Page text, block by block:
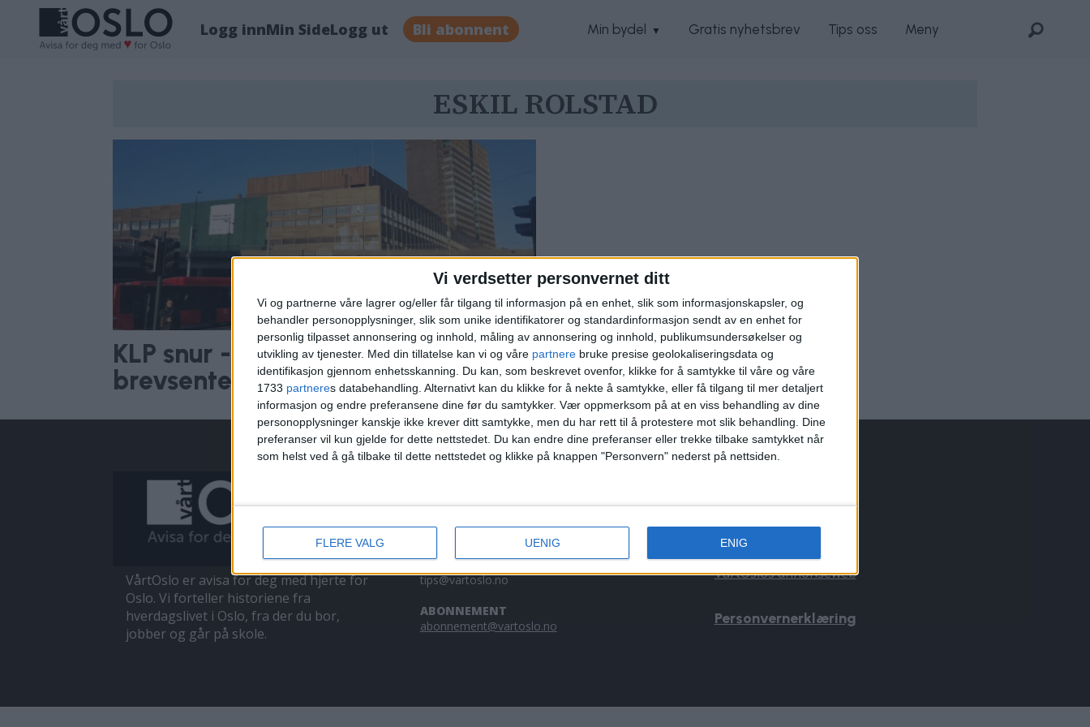
Vi verdsetter personvernet ditt
Vi og partnerne våre lagrer og/eller får tilgang til informasjon på en enhet, slik som informasjonskapsler, og
behandler personopplysninger, slik som unike identifikatorer og standardinformasjon sendt av en enhet for
personlig tilpasset annonsering og innhold, måling av annonsering og innhold, publikumsundersøkelser og
utvikling av tjenester. Med din tillatelse kan vi og våre partnere bruke presise geolokaliseringsdata og
identifikasjon gjennom enhetsskanning. Du kan, som beskrevet ovenfor, klikke for å samtykke til våre og våre
1733 partneres databehandling. Alternativt kan du klikke for å nekte å samtykke, eller få tilgang til mer detaljert
informasjon og endre preferansene dine før du samtykker. Vær oppmerksom på at en viss behandling av dine
personopplysninger kanskje ikke krever ditt samtykke, men du har rett til å protestere mot slik behandling. Dine
preferanser vil kun gjelde for dette nettstedet. Du kan endre dine preferanser eller trekke tilbake samtykket når
som helst ved å gå tilbake til dette nettstedet og klikke på knappen "Personvern" nederst på nettsiden.
FLERE VALG UENIG ENIG
Logg innMin SideLogg ut Bli abonnent Min bydel Gratis nyhetsbrev Tips oss Meny
ESKIL ROLSTAD
KLP snur - mener Postens gamle
brevsenter likevel ikke bør rives
VårtOslo er avisa for deg med hjerte for
Oslo. Vi forteller historiene fra
hverdagslivet i Oslo, fra der du bor,
jobber og går på skole.
redaktor@vartoslo.no,
TIPS OSS
tips@vartoslo.no
ABONNEMENT
abonnement@vartoslo.no
annonse@vartoslo.no
tlf: 45 40 32 80
VårtOslos annonseweb
Personvernerklæring